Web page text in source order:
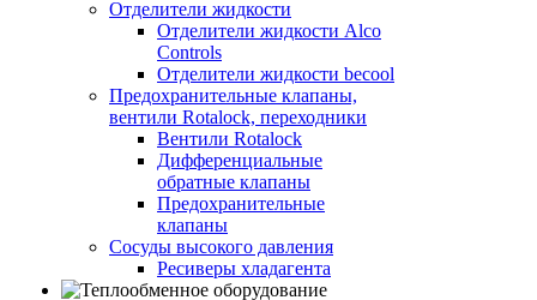
Отделители жидкости
Отделители жидкости Alco
Controls
Отделители жидкости becool
Предохранительные клапаны,
вентили Rotalock, переходники
Вентили Rotalock
Дифференциальные
обратные клапаны
Предохранительные
клапаны
Сосуды высокого давления
Ресиверы хладагента